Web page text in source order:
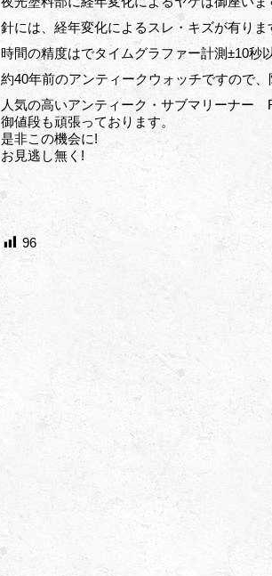
針には、経年変化によるスレ・キズが有りま
時間の精度はでタイムグラファー計測±10秒
約40年前のアンティークウォッチですので、
人気の高いアンティーク・サブマリーナー
御値段も頑張っております。
是非この機会に!
お見逃し無く!
96